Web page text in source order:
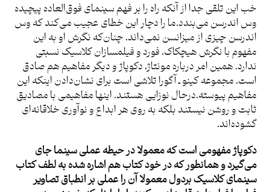
خب این تلقی جدا از آنکه راه را بر فهم سینمای فوق‌العاده پیچیده
وس اندرسن می‌بندد.ما را دچار این خطای عجیب می‌کند که وس
اندرسن چیزی از میزانسن نمی‌داند. چنان‌که نگرش او به این
مفهوم با نگرش هیچکاک، فورد و فیلمسازان کلاسیک نسبتی
ندارد. همین امر درباره مونتاژ، دکوپاژ و دیگر مفاهیم هم صادق
است. مجموعه کینو ـ آگورا تلاشی است برای نشان‌دادن اینکه این
مفاهیم پیوسته.درحال نوزایی‌ هستند. اینها مفاهیمی با مصادیق
ثابت و روشن نیستند بلکه به روی هر ابداع و نوآوری خلاقانه‌ای
گشوده‌اند.
دکوپاژ مفهومی است که معمولا در حیطه عملی سینما جای
می‌گیرد و همانطور که در خود کتاب هم اشاره شده به لطف کتاب
سینمای کلاسیک بردول معمولا آن را عملی بر انطباق تصاویر